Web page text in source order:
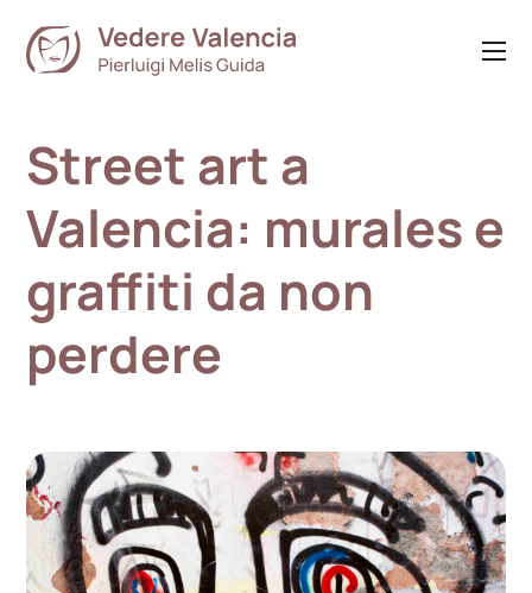
Street art a
Valencia: murales e
graffiti da non
perdere